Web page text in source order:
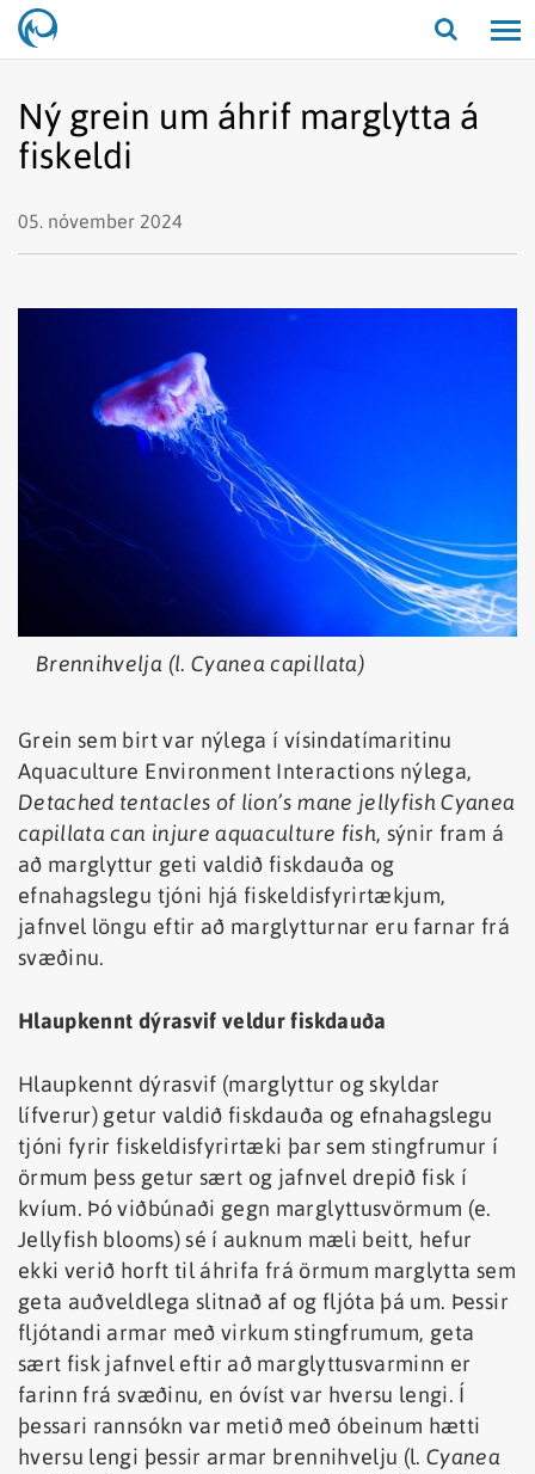
Opna/
Ný grein um áhrif marglytta á
fiskeldi
05. nóvember 2024
Brennihvelja (l. Cyanea capillata)
Grein sem birt var nýlega í vísindatímaritinu
Aquaculture Environment Interactions nýlega,
Detached tentacles of lion’s mane jellyfish Cyanea
capillata can injure aquaculture fish, sýnir fram á
að marglyttur geti valdið fiskdauða og
efnahagslegu tjóni hjá fiskeldisfyrirtækjum,
jafnvel löngu eftir að marglytturnar eru farnar frá
svæðinu.
Hlaupkennt dýrasvif veldur fiskdauða
Hlaupkennt dýrasvif (marglyttur og skyldar
lífverur) getur valdið fiskdauða og efnahagslegu
tjóni fyrir fiskeldisfyrirtæki þar sem stingfrumur í
örmum þess getur sært og jafnvel drepið fisk í
kvíum. Þó viðbúnaði gegn marglyttusvörmum (e.
Jellyfish blooms) sé í auknum mæli beitt, hefur
ekki verið horft til áhrifa frá örmum marglytta sem
geta auðveldlega slitnað af og fljóta þá um. Þessir
fljótandi armar með virkum stingfrumum, geta
sært fisk jafnvel eftir að marglyttusvarminn er
farinn frá svæðinu, en óvíst var hversu lengi. Í
þessari rannsókn var metið með óbeinum hætti
hversu lengi þessir armar brennihvelju (l.Cyanea